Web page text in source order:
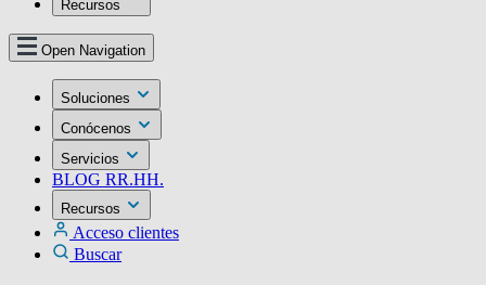
Recursos
Open Navigation
Soluciones
Conócenos
Servicios
BLOG RR.HH.
Recursos
Acceso clientes
Buscar